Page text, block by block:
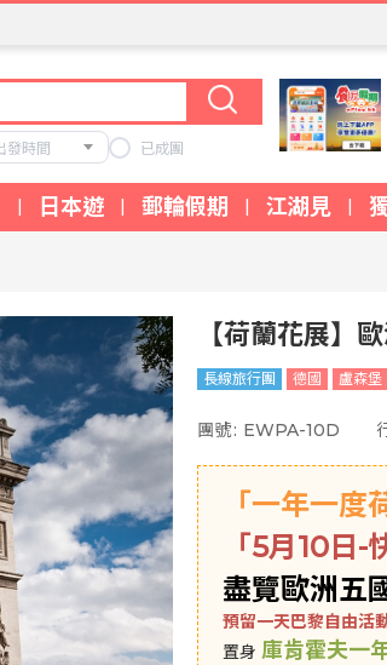
發時間 已成團
| 日本遊 | 郵輪假期 | 江湖見 |
【荷蘭花展】
長線旅行團 德國 盧森堡
團號: EWPA-10D
「一年一
「5月10日-
盡覽歐洲五
預留一天巴黎自由活
置身 庫肯霍夫一